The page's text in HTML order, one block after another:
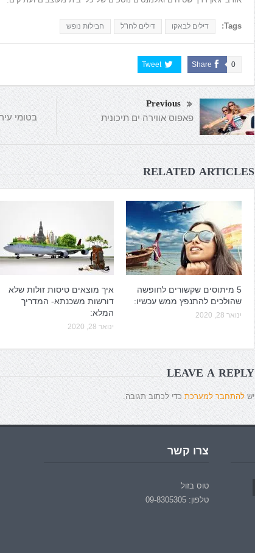
Tags: דילים לבאקו דילים לחו"ל חבילות נופש
Share 0
Tweet
Previous
פאפוס אווירה ים תיכונית בטומי
RELATED ARTICLES
5 מיתוסים שקשורים לחופשה
שהולכים להתנפץ ממש עכשיו:
ינואר 28, 2020
איך מוצאים טיסות זולות שלא
דורשות משכנתא- המדריך
המלא:
ינואר 28, 2020
LEAVE A REPLY
ישלהתחבר למערכת כדי לכתוב תגובה.
צרו קשר
טוס בזול
טלפון: 09-8305305